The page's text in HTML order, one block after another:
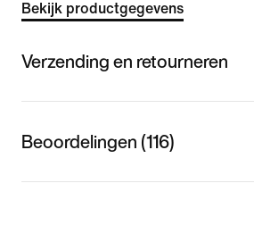
Bekijk productgegevens
Verzending en retourneren
Beoordelingen (116)